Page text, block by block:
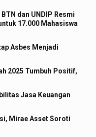
dan UNDIP Resmi
17.000 Mahasiswa
Asbes Menjadi
2025 Tumbuh Positif,
Jasa Keuangan
Mirae Asset Soroti